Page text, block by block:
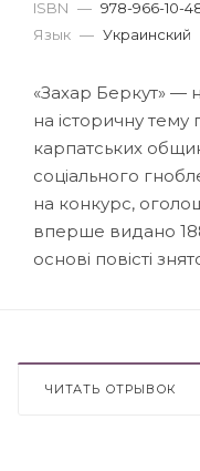
ISBN — 978-966-10-
Язык — Украинский
«Захар Беркут» —
на історичну тему
карпатських
соціального
на конкурс,
вперше видано
основі повісті
ЧИТАТЬ ОТРЫВОК